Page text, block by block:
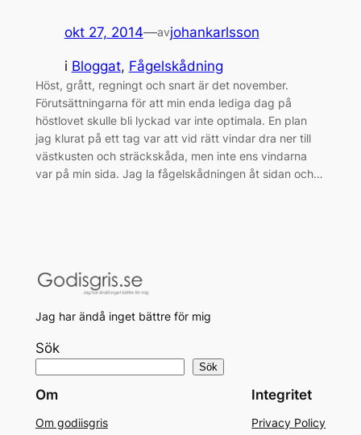
okt 27, 2014—avjohankarlsson
i Bloggat, Fågelskådning
Höst, grått, regningt och snart är det november.
Förutsättningarna för att min enda lediga dag på
höstlovet skulle bli lyckad var inte optimala. En plan
jag klurat på ett tag var att vid rätt vindar dra ner till
västkusten och sträckskåda, men inte ens vindarna
var på min sida. Jag la fågelskådningen åt sidan och…
Jag har ändå inget bättre för mig
Sök
Sök
Om
Om godiisgris
Integritet
Privacy Policy